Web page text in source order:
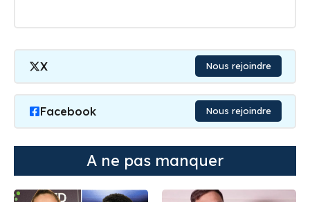
X Nous rejoindre
Facebook Nous rejoindre
A ne pas manquer